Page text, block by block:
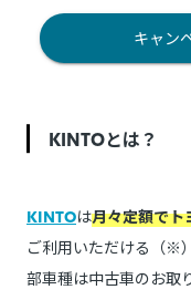
キャン
KINTOとは？
KINTOは月々定額でト
ご利用いただける（※
部車種は中古車のお取